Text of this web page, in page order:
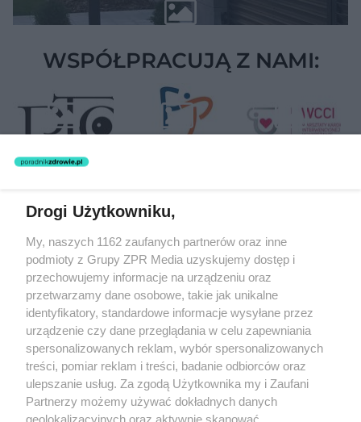
WSPÓŁPRACUJĄ Z NAMI:
rozpowszechniany lub dalej rozpowszechniany w jakikolwiek sposób
(w tym także elektroniczny lub mechaniczny) na jakimkolwiek polu
eksploatacji w jakiejkolwiek formie, włącznie z umieszczaniem w
Internecie bez pisemnej zgody właściciela praw. Jakiekolwiek użycie
lub wykorzystanie utworów w całości lub w części z naruszeniem
prawa, tzn. bez właściwej zgody, jest zabronione pod groźbą kary i
może być ścigane prawnie.
Drogi Użytkowniku,
My, naszych 1162 zaufanych partnerów oraz inne
podmioty z Grupy ZPR Media uzyskujemy dostęp i
przechowujemy informacje na urządzeniu oraz
przetwarzamy dane osobowe, takie jak unikalne
identyfikatory, standardowe informacje wysyłane przez
urządzenie czy dane przeglądania w celu zapewniania
spersonalizowanych reklam, wybór spersonalizowanych
treści, pomiar reklam i treści, badanie odbiorców oraz
ulepszanie usług. Za zgodą Użytkownika my i Zaufani
Partnerzy możemy używać dokładnych danych
geolokalizacyjnych oraz aktywnie skanować